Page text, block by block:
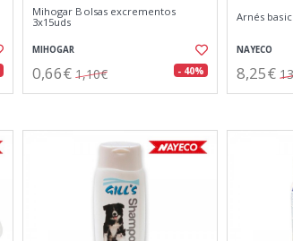
Mihogar Bolsas excrementos
3x15uds
MIHOGAR
0,66€ 1,10€ - 40%
Arnés
NAYECO
8,25€